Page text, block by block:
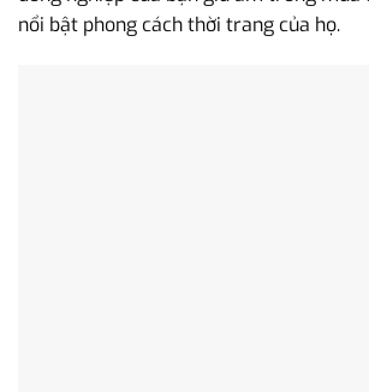
nổi bật phong cách thời trang của họ.